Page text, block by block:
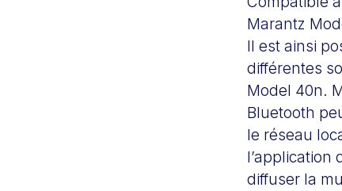
Marantz
Il est ainsi
différentes
Model 40n.
Bluetooth
le réseau
l’application
diffuser la